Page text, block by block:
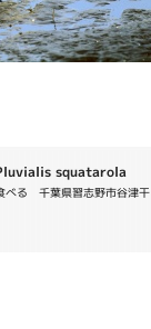
squatarola
べる　千葉県習志野市谷津干